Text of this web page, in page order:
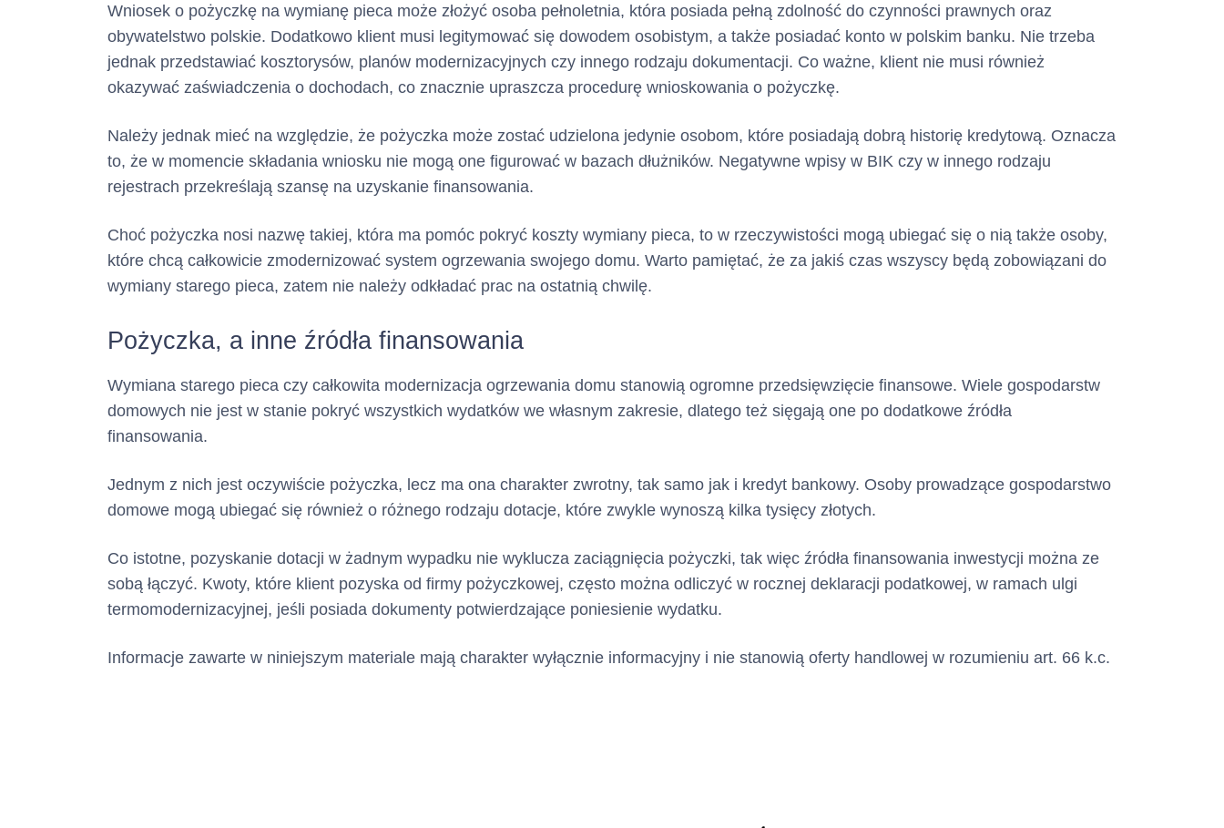
Wniosek o pożyczkę na wymianę pieca może złożyć osoba pełnoletnia, która posiada pełną zdolność do czynności prawnych oraz
obywatelstwo polskie. Dodatkowo klient musi legitymować się dowodem osobistym, a także posiadać konto w polskim banku. Nie trzeba
jednak przedstawiać kosztorysów, planów modernizacyjnych czy innego rodzaju dokumentacji. Co ważne, klient nie musi również
okazywać zaświadczenia o dochodach, co znacznie upraszcza procedurę wnioskowania o pożyczkę.
Należy jednak mieć na względzie, że pożyczka może zostać udzielona jedynie osobom, które posiadają dobrą historię kredytową. Oznacza
to, że w momencie składania wniosku nie mogą one figurować w bazach dłużników. Negatywne wpisy w BIK czy w innego rodzaju
rejestrach przekreślają szansę na uzyskanie finansowania.
Choć pożyczka nosi nazwę takiej, która ma pomóc pokryć koszty wymiany pieca, to w rzeczywistości mogą ubiegać się o nią także osoby,
które chcą całkowicie zmodernizować system ogrzewania swojego domu. Warto pamiętać, że za jakiś czas wszyscy będą zobowiązani do
wymiany starego pieca, zatem nie należy odkładać prac na ostatnią chwilę.
Pożyczka, a inne źródła finansowania
Wymiana starego pieca czy całkowita modernizacja ogrzewania domu stanowią ogromne przedsięwzięcie finansowe. Wiele gospodarstw
domowych nie jest w stanie pokryć wszystkich wydatków we własnym zakresie, dlatego też sięgają one po dodatkowe źródła
finansowania.
Jednym z nich jest oczywiście pożyczka, lecz ma ona charakter zwrotny, tak samo jak i kredyt bankowy. Osoby prowadzące gospodarstwo
domowe mogą ubiegać się również o różnego rodzaju dotacje, które zwykle wynoszą kilka tysięcy złotych.
Co istotne, pozyskanie dotacji w żadnym wypadku nie wyklucza zaciągnięcia pożyczki, tak więc źródła finansowania inwestycji można ze
sobą łączyć. Kwoty, które klient pozyska od firmy pożyczkowej, często można odliczyć w rocznej deklaracji podatkowej, w ramach ulgi
termomodernizacyjnej, jeśli posiada dokumenty potwierdzające poniesienie wydatku.
Informacje zawarte w niniejszym materiale mają charakter wyłącznie informacyjny i nie stanowią oferty handlowej w rozumieniu art. 66 k.c.